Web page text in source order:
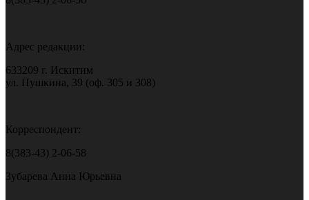
Адрес редакции:
633209 г. Искитим
ул. Пушкина, 39 (оф. 305 и 308)
Корреспондент:
8(383-43) 2-06-58
Зубарева Анна Юрьевна